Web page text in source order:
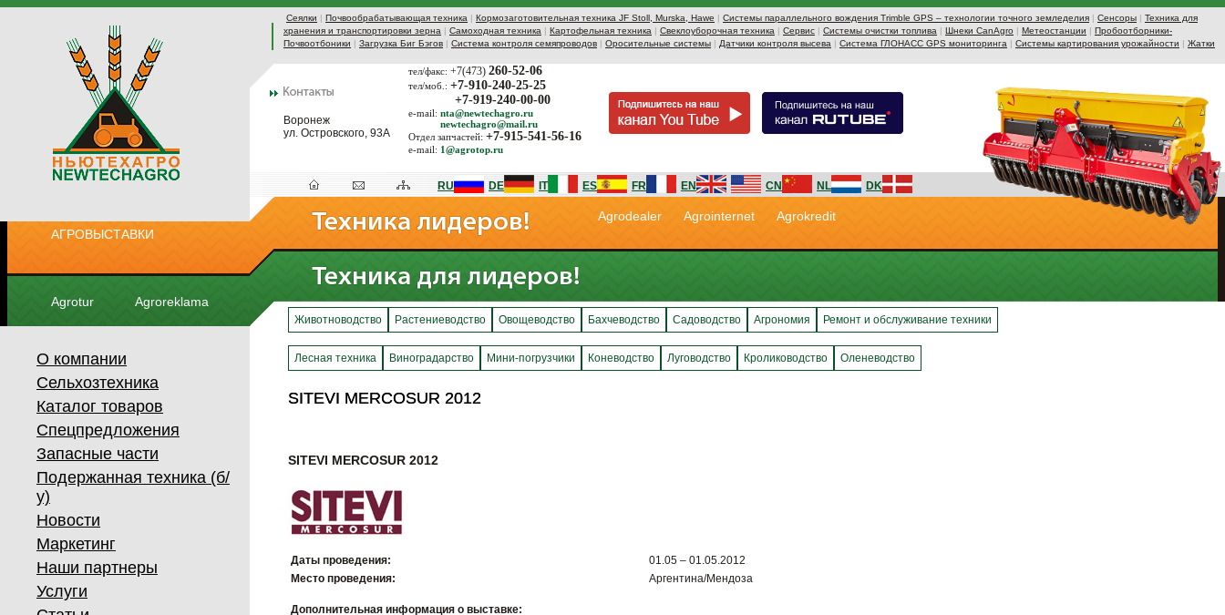
Сеялки | Почвообрабатывающая техника | Кормозаготовительная техника JF Stoll, Murska, Hawe | Системы параллельного вождения Trimble GPS – технологии точного земледелия | Сенсоры | Техника для
хранения и транспортировки зерна | Самоходная техника | Картофельная техника | Свеклоуборочная техника | Сервис | Системы очистки топлива | Шнеки CanAgro | Метеостанции | Пробоотборники-
Почвоотбоники | Загрузка Биг Бэгов | Система контроля семяпроводов | Оросительные системы | Датчики контроля высева | Система ГЛОНАСС GPS мониторинга | Системы картирования урожайности | Жатки
Воронеж
ул. Островского, 93А
тел/факс: +7(473) 260-52-06
тел/моб.: +7-910-240-25-25
+7-919-240-00-00
e-mail: nta@newtechagro.ru
newtechagro@mail.ru
Отдел запчастей: +7-915-541-56-16
e-mail: 1@agrotop.ru
АГРОВЫСТАВКИ
Agrotur Agroreklama
RU DE IT ES FR EN CN NL DK
Agrodealer Agrointernet Agrokredit
О компании
Сельхозтехника
Каталог товаров
Спецпредложения
Запасные части
Подержанная техника (б/
у)
Новости
Маркетинг
Наши партнеры
Услуги
Животноводство Растениеводство Овощеводство Бахчеводство Садоводство Агрономия Ремонт и обслуживание техники
Лесная техника Виноградарство Мини-погрузчики Коневодство Луговодство Кролиководство Оленеводство
SITEVI MERCOSUR 2012
SITEVI MERCOSUR 2012
SITEVI MERCOSUR 2012
Даты проведения:
01.05 – 01.05.2012
Место проведения:
Аргентина/Мендоза
Дополнительная информация о выставке: